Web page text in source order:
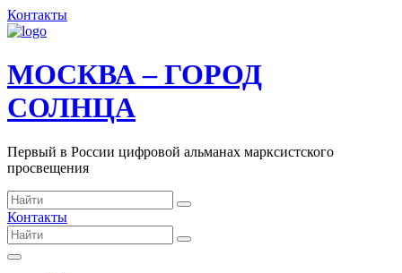
Контакты
МОСКВА – ГОРОД
СОЛНЦА
Первый в России цифровой альманах марксистского
просвещения
Контакты